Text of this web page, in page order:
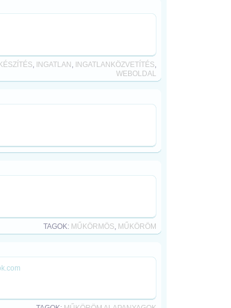
, INGATLAN , INGATLANKÖZVETÍTÉS,
WEBOLDAL
TAGOK: MŰKÖRMÖS, MŰKÖRÖM